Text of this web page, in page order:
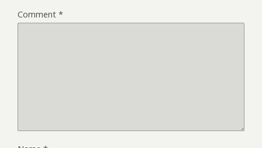
Comment *